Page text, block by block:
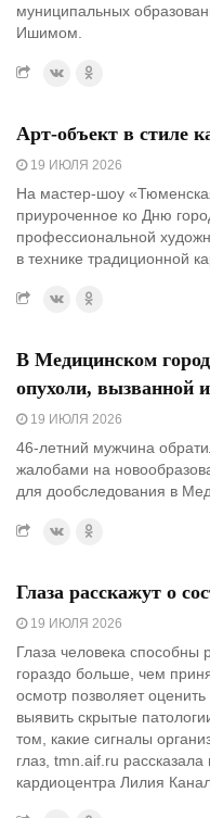
муниципальных
Ишимом.
Арт-объект в стиле
19 ИЮЛЯ 2026
На мастер-шоу
приуроченное ко Дню
профессиональной
в технике традиционной
В Медицинском
опухоли, вызванной
19 ИЮЛЯ 2026
46-летний мужчина
жалобами на
для дообследования в
Глаза расскажут о
19 ИЮЛЯ 2026
Глаза человека способны
гораздо больше, чем
осмотр позволяет
выявить скрытые
том, какие сигналы
глаз, tmn.aif.ru
кардиоцентра Лилия